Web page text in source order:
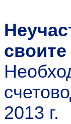
2013 г.